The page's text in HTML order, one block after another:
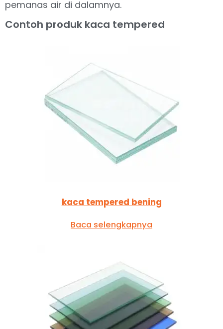
pemanas air di dalamnya.
Contoh produk kaca tempered
kaca tempered bening
Baca selengkapnya